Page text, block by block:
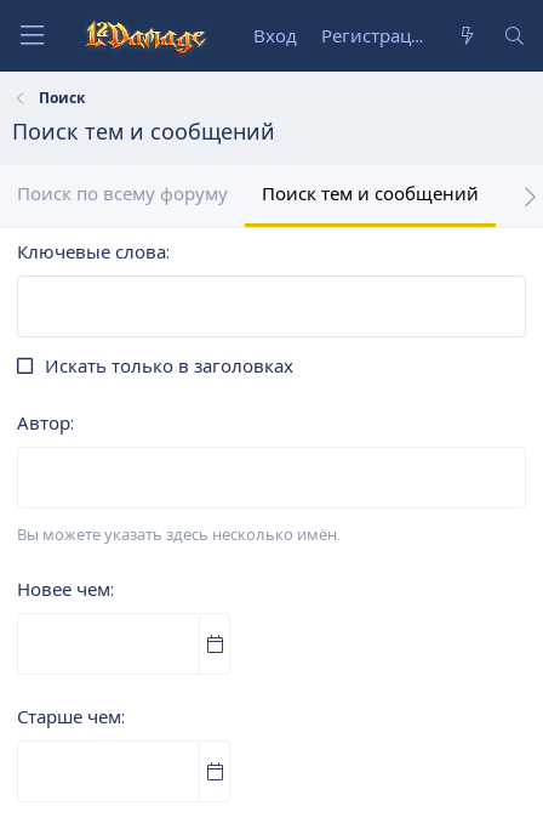
Вход Регистрация
Поиск
Поиск тем и сообщений
Поиск по всему форуму Поиск тем и сообщений
Ключевые слова
Искать только в заголовках
Автор
Вы можете указать здесь несколько имён.
Новее чем
Старше чем